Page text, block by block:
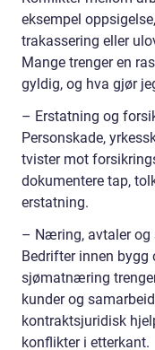
eksempel
trakassering eller
Mange trenger en
gyldig, og hva gjør
– Erstatning og
Personskade,
tvister mot
dokumentere tap,
erstatning.
– Næring, avtaler og
Bedrifter innen bygg
sjømatnæring
kunder og
kontraktsjuridisk
konflikter i etterkant.